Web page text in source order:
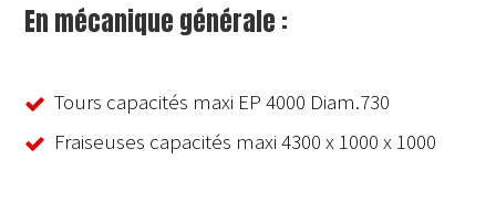
En mécanique générale :
Tours capacités maxi EP 4000 Diam.730
Fraiseuses capacités maxi 4300 x 1000 x 1000